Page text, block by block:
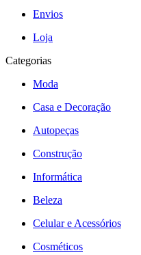
Envios
Loja
Categorias
Moda
Casa e Decoração
Autopeças
Construção
Informática
Beleza
Celular e Acessórios
Cosméticos